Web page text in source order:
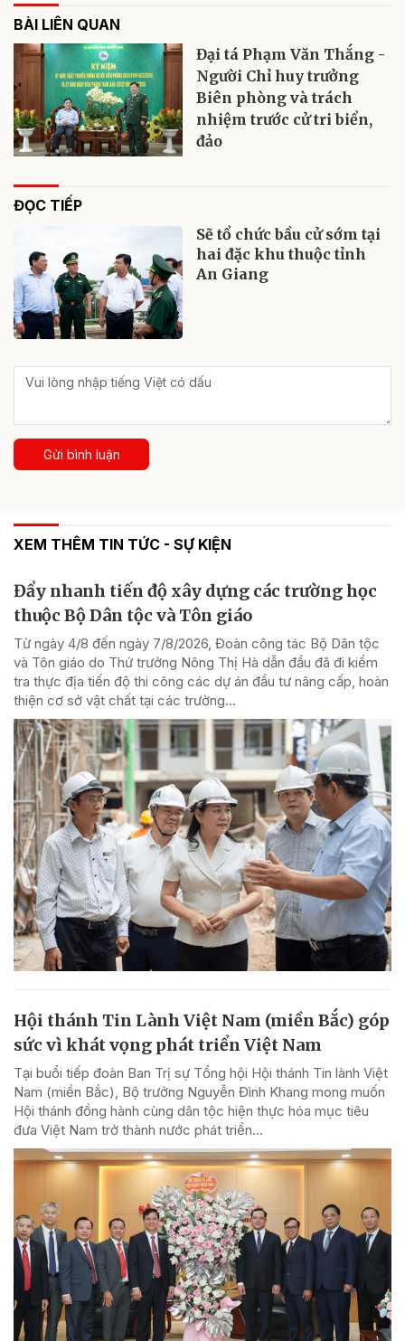
BÀI LIÊN QUAN
Đại tá Phạm Văn Thắng -
Người Chỉ huy trưởng
Biên phòng và trách
nhiệm trước cử tri biển,
đảo
ĐỌC TIẾP
Sẽ tổ chức bầu cử sớm tại
hai đặc khu thuộc tỉnh
An Giang
Gửi bình luận
XEM THÊM TIN TỨC - SỰ KIỆN
Đẩy nhanh tiến độ xây dựng các trường học
thuộc Bộ Dân tộc và Tôn giáo
Từ ngày 4/8 đến ngày 7/8/2026, Đoàn công tác Bộ Dân tộc
và Tôn giáo do Thứ trưởng Nông Thị Hà dẫn đầu đã đi kiểm
tra thực địa tiến độ thi công các dự án đầu tư nâng cấp, hoàn
thiện cơ sở vật chất tại các trường...
Hội thánh Tin Lành Việt Nam (miền Bắc) góp
sức vì khát vọng phát triển Việt Nam
Tại buổi tiếp đoàn Ban Trị sự Tổng hội Hội thánh Tin lành Việt
Nam (miền Bắc), Bộ trưởng Nguyễn Đình Khang mong muốn
Hội thánh đồng hành cùng dân tộc hiện thực hóa mục tiêu
đưa Việt Nam trở thành nước phát triển...